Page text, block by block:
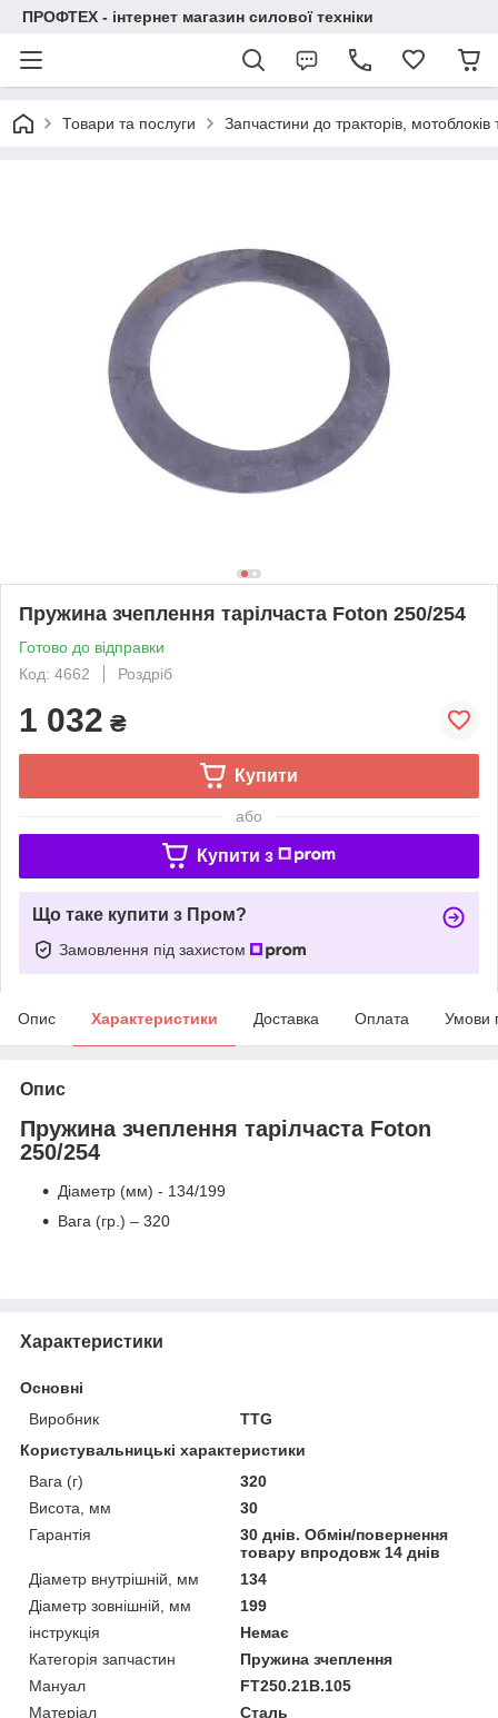
ПРОФТЕХ - інтернет магазин силової техніки
Товари та послуги Запчастини до тракторів,
Пружина зчеплення тарілчаста Foton 250/254
Готово до відправки
Код: 4662
Роздріб
1 032 ₴
Купити
або
Купити з
Що таке купити з Пром?
Замовлення під захистом
Опис Характеристики Доставка Оплата Умови
Опис
Пружина зчеплення тарілчаста Foton
250/254
Діаметр (мм) - 134/199
Вага (гр.) – 320
Характеристики
Основні
Виробник
TTG
Користувальницькі характеристики
Вага (г)
320
Висота, мм
30
Гарантія
30 днів. Обмін/повернення
товару впродовж 14 днів
Діаметр внутрішній, мм
134
Діаметр зовнішній, мм
199
інструкція
Немає
Категорія запчастин
Пружина зчеплення
Мануал
FT250.21B.105
Матеріал
Сталь